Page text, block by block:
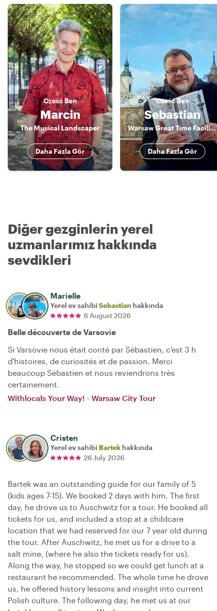
CześćBen
Marcin
The Musical Landscaper
Daha Fazla Gör
CześćBen
Sebastian
Warsaw Great Time Facilitator
Daha Fazla Gör
Diğer gezginlerin yerel
uzmanlarımız hakkında
sevdikleri
Marielle
Yerel ev sahibi Sebastian hakkında
6 August 2026
Belle découverte de Varsovie
Si Varsovie nous était conté par Sébastien, c'est 3 h
d'histoires, de curiosités et de passion. Merci
beaucoup Sébastien et nous reviendrons très
certainement.
Withlocals Your Way! - Warsaw City Tour
Cristen
Yerel ev sahibi Bartek hakkında
26 July 2026
Bartek was an outstanding guide for our family of 5
(kids ages 7-15). We booked 2 days with him. The first
day, he drove us to Auschwitz for a tour. He booked all
tickets for us, and included a stop at a childcare
location that we had reserved for our 7 year old during
the tour. After Auschwitz, he met us for a drive to a
salt mine, (where he also the tickets ready for us).
Along the way, he stopped so we could get lunch at a
restaurant he recommended. The whole time he drove
us, he offered history lessons and insight into current
Polish culture. The following day, he met us at our